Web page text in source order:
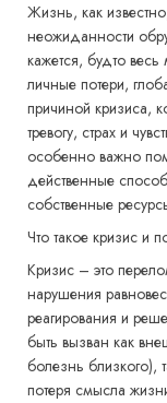
Жизнь, как
неожиданности
кажется, будто
личные потери,
причиной кризиса,
тревогу, страх и
особенно важно
действенные
собственные
Что такое кризис и
Кризис – это
нарушения
реагирования и
быть вызван как
болезнь близкого),
потеря смысла